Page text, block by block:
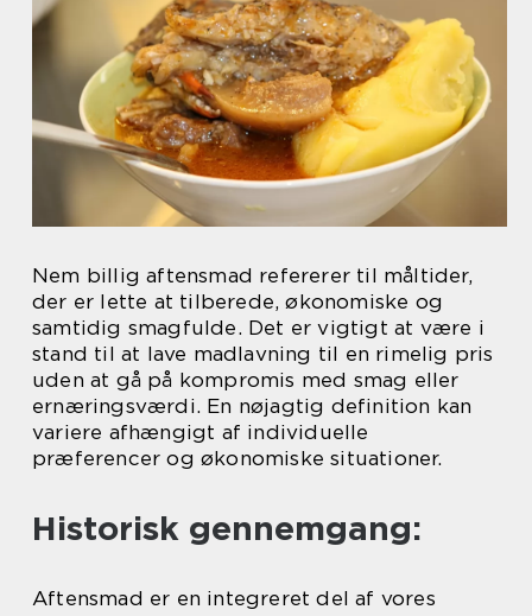
Nem billig aftensmad refererer til måltider,
der er lette at tilberede, økonomiske og
samtidig smagfulde. Det er vigtigt at være i
stand til at lave madlavning til en rimelig pris
uden at gå på kompromis med smag eller
ernæringsværdi. En nøjagtig definition kan
variere afhængigt af individuelle
præferencer og økonomiske situationer.
Historisk gennemgang:
Aftensmad er en integreret del af vores